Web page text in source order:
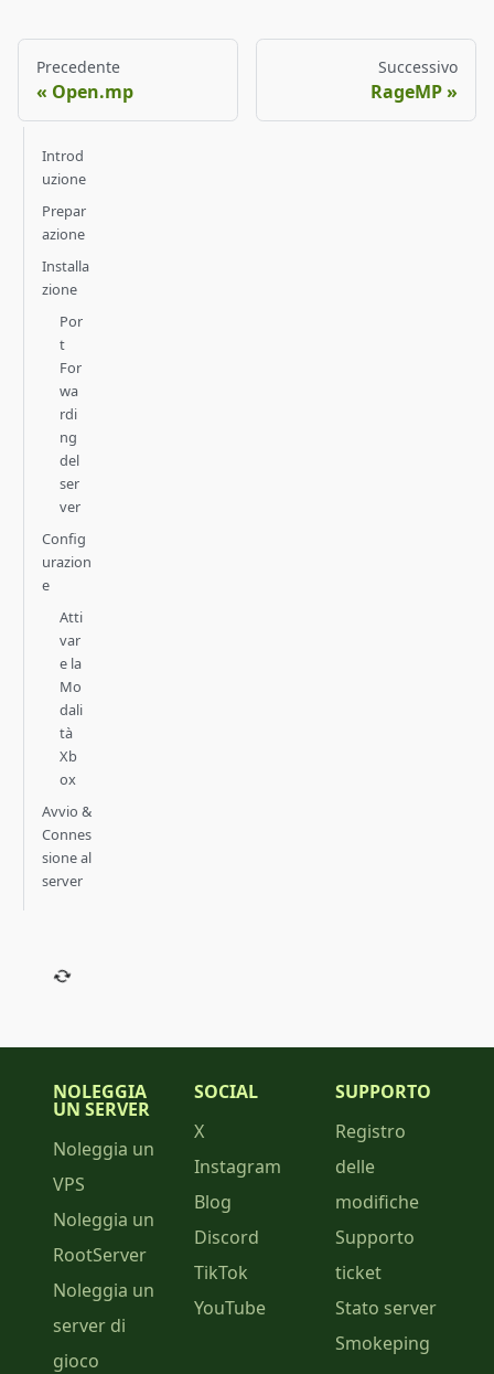
Precedente
Open.mp
Successivo
RageMP
Introd
uzione
Prepar
azione
Installa
zione
Por
t
For
wa
rdi
ng
del
ser
ver
Config
urazion
e
Atti
var
e la
Mo
dali
tà
Xb
ox
Avvio &
Connes
sione al
server
NOLEGGIA
UN SERVER
Noleggia un
VPS
Noleggia un
RootServer
Noleggia un
server di
gioco
SOCIAL
X
Instagram
Blog
Discord
TikTok
YouTube
SUPPORTO
Registro
delle
modifiche
Supporto
ticket
Stato server
Smokeping